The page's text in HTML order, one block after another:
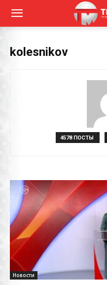
kolesnikov
4578 ПОСТЫ
Новости